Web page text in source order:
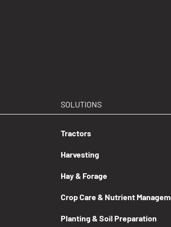
SOLUTIONS
Tractors
Harvesting
Hay & Forage
Crop Care & Nutrient
Planting & Soil Preparation